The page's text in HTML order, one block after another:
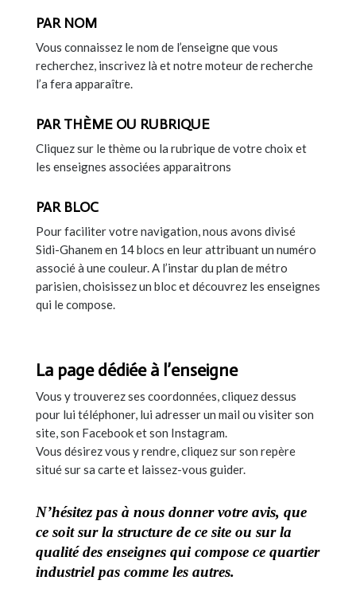
PAR NOM
Vous connaissez le nom de l’enseigne que vous
recherchez, inscrivez là et notre moteur de recherche
l’a fera apparaître.
PAR THÈME OU RUBRIQUE
Cliquez sur le thème ou la rubrique de votre choix et
les enseignes associées apparaitrons
PAR BLOC
Pour faciliter votre navigation, nous avons divisé
Sidi-Ghanem en 14 blocs en leur attribuant un numéro
associé à une couleur. A l’instar du plan de métro
parisien, choisissez un bloc et découvrez les enseignes
qui le compose.
La page dédiée à l’enseigne
Vous y trouverez ses coordonnées, cliquez dessus
pour lui téléphoner, lui adresser un mail ou visiter son
site, son Facebook et son Instagram.
Vous désirez vous y rendre, cliquez sur son repère
situé sur sa carte et laissez-vous guider.
N’hésitez pas à nous donner votre avis, que
ce soit sur la structure de ce site ou sur la
qualité des enseignes qui compose ce quartier
industriel pas comme les autres.